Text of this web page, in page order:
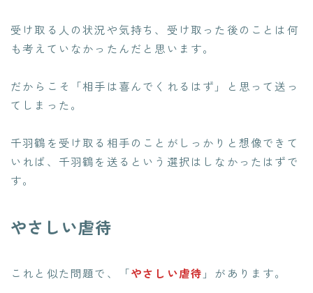
受け取る人の状況や気持ち、受け取った後のことは何
も考えていなかった んだと思います。
だからこそ「相手は喜んでくれるはず」と思って送っ
てしまった。
千羽鶴を受け取る相手のことがしっかりと想像できて
いれば、千羽鶴を送るという選択はしなかったはずで
す。
やさしい虐待
これと似た問題で、「やさしい虐待 」があります。